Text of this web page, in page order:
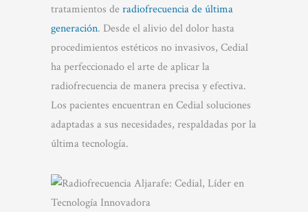
tratamientos deradiofrecuencia de última
generación. Desde el alivio del dolor hasta
procedimientos estéticos no invasivos, Cedial
ha perfeccionado el arte de aplicar la
radiofrecuencia de manera precisa y efectiva.
Los pacientes encuentran en Cedial soluciones
adaptadas a sus necesidades, respaldadas por la
última tecnología.